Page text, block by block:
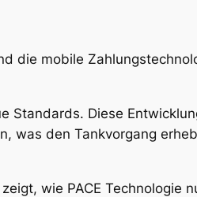
die mobile
Standards. Diese
was den Tankvorgang
wie PACE Technologie